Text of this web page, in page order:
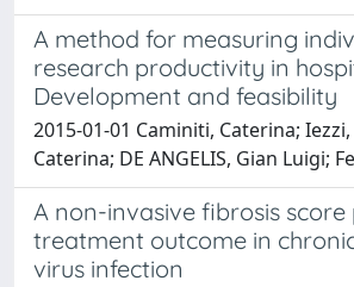
A method for measuring
research productivity in
Development and feasibility
2015-01-01 Caminiti, Caterina;
Caterina; DE ANGELIS, Gian Luigi;
A non-invasive fibrosis score
treatment outcome in
virus infection